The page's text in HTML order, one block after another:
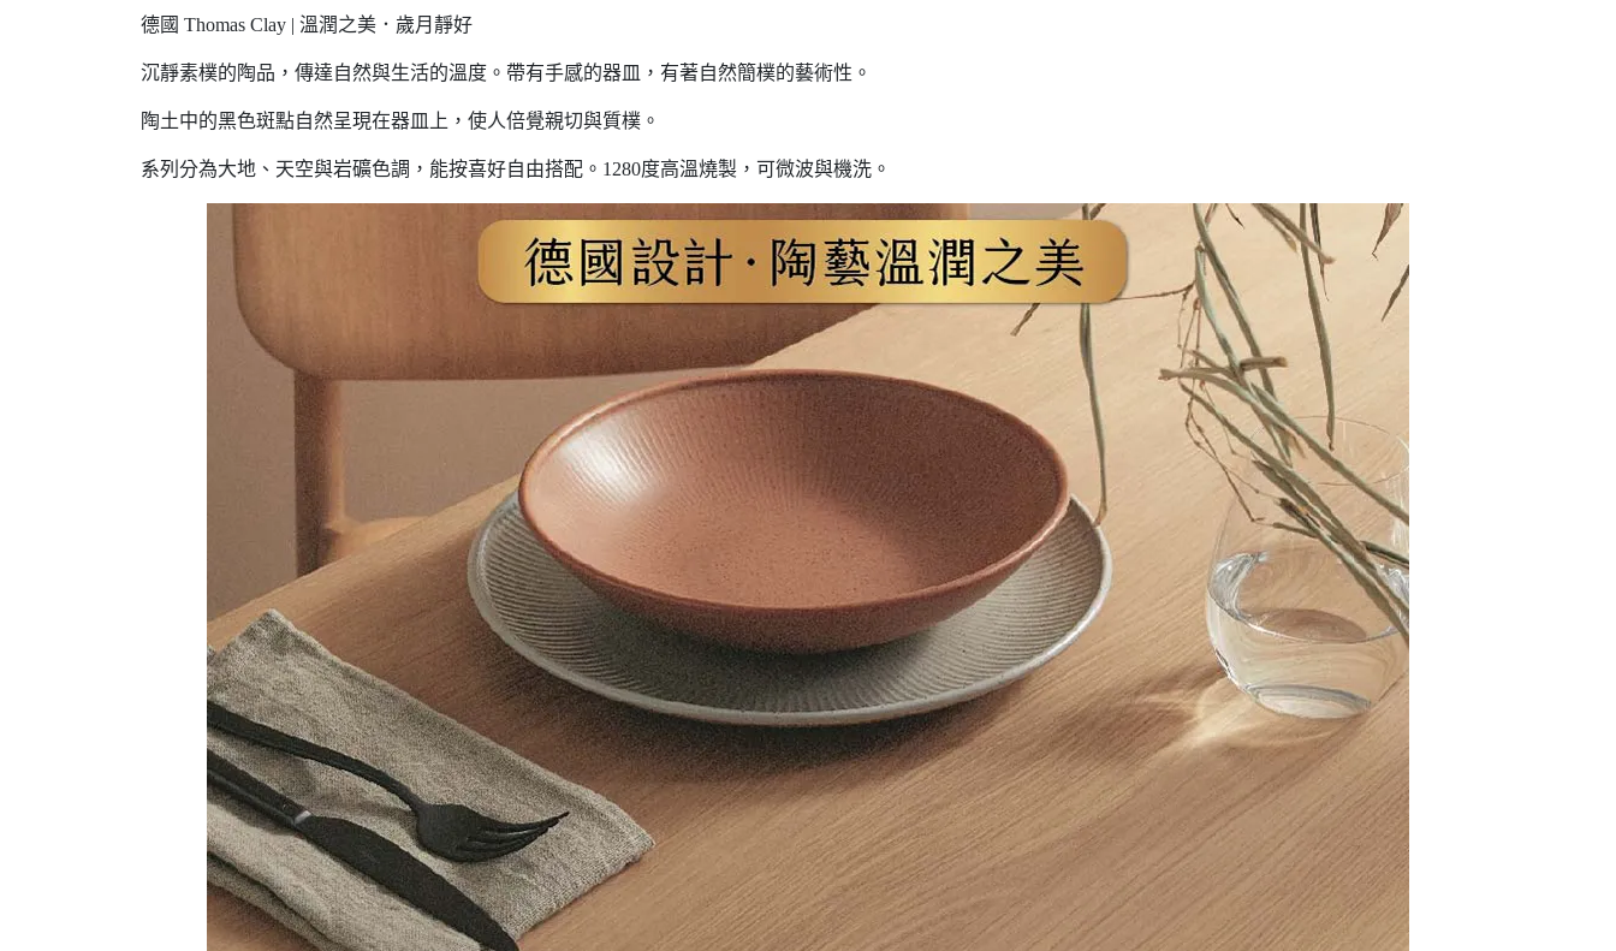
德國 Thomas Clay | 溫潤之美．歲月靜好
沉靜素樸的陶品，傳達自然與生活的溫度。帶有手感的器皿，有著自然簡樸的藝術性。
陶土中的黑色斑點自然呈現在器皿上，使人倍覺親切與質樸。
系列分為大地、天空與岩礦色調，能按喜好自由搭配。1280度高溫燒製，可微波與機洗。